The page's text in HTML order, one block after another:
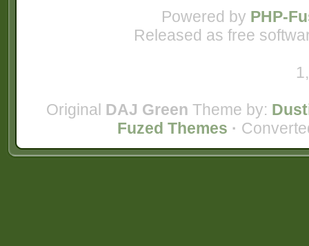
Powered by PHP-
Released as free
Original DAJ Green Theme by:
Fuzed Themes ·